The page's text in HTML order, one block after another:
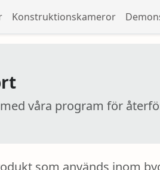
Konstruktionskameror
våra program för
som används inom